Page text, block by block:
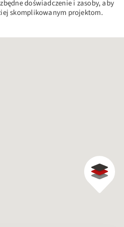
doświadczenie i zasoby, aby
skomplikowanym projektom.